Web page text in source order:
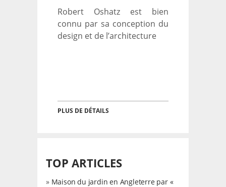
Robert Oshatz est bien
connu par sa conception du
design et de l’architecture
PLUS DE DÉTAILS
TOP ARTICLES
» Maison du jardin en Angleterre par «